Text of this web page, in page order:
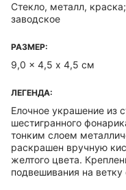
Стекло, металл,
заводское
РАЗМЕР:
9,0 x 4,5 х 4,5 см
ЛЕГЕНДА:
Елочное украшение из
шестигранного
тонким слоем
раскрашен вручную
желтого цвета.
подвешивания на ветку